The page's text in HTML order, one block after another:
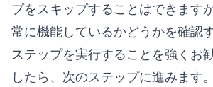
プをスキップすることはできます
常に機能しているかどうかを確認
ステップを実行することを強くお
したら、次のステップに進みます。